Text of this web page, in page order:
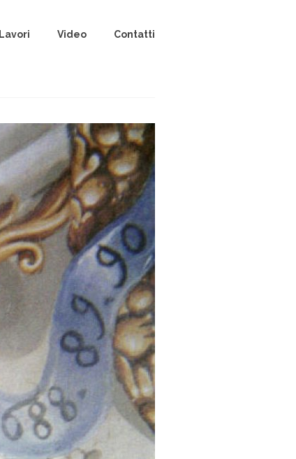
Lavori Video Contatti